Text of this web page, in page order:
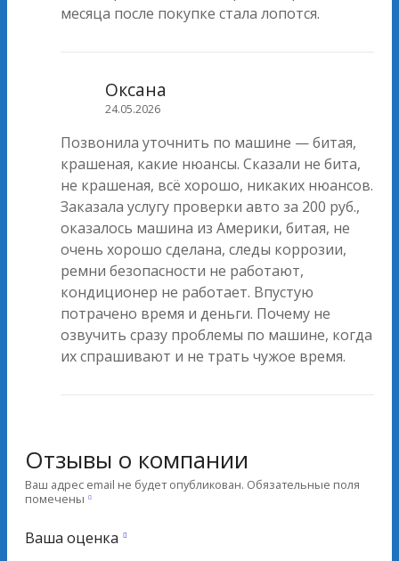
месяца после покупке стала лопотся.
Оксана
24.05.2026
Позвонила уточнить по машине — битая,
крашеная, какие нюансы. Сказали не бита,
не крашеная, всё хорошо, никаких нюансов.
Заказала услугу проверки авто за 200 руб.,
оказалось машина из Америки, битая, не
очень хорошо сделана, следы коррозии,
ремни безопасности не работают,
кондиционер не работает. Впустую
потрачено время и деньги. Почему не
озвучить сразу проблемы по машине, когда
их спрашивают и не трать чужое время.
Отзывы о компании
Ваш адрес email не будет опубликован. Обязательные поля
помечены
Ваша оценка